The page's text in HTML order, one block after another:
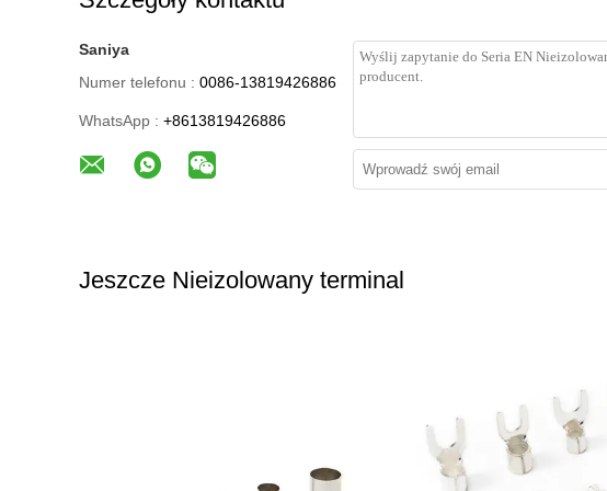
Saniya
Numer telefonu : 0086-13819426886
WhatsApp : +8613819426886
Jeszcze Nieizolowany terminal